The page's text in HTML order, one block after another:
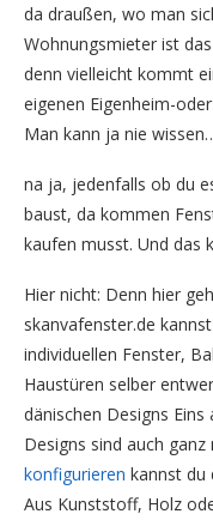
da draußen, wo man
Wohnungsmieter ist
denn vielleicht kommt
eigenen Eigenheim-
Man kann ja nie
na ja, jedenfalls ob du
baust, da kommen
kaufen musst. Und das
Hier nicht: Denn hier
skanvafenster.de
individuellen Fenster,
Haustüren selber
dänischen Designs
Designs sind auch
konfigurieren kannst du
Aus Kunststoff, Holz